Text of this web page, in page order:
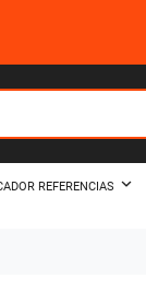
REFERENCIAS